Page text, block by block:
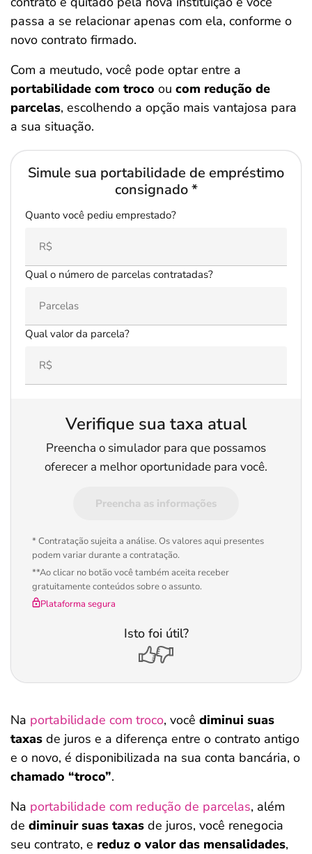
passa a se relacionar apenas com ela, conforme o
novo contrato firmado.
Com a meutudo, você pode optar entre a
portabilidade com troco ou com redução de
parcelas, escolhendo a opção mais vantajosa para
a sua situação.
Simule sua portabilidade de empréstimo
consignado *
Quanto você pediu emprestado?
Qual o número de parcelas contratadas?
Qual valor da parcela?
Verifique sua taxa atual
Preencha o simulador para que possamos
oferecer a melhor oportunidade para você.
Preencha as informações
* Contratação sujeita a análise. Os valores aqui presentes
podem variar durante a contratação.
**Ao clicar no botão você também aceita receber
gratuitamente conteúdos sobre o assunto.
Plataforma segura
Isto foi útil?
Na portabilidade com troco, você diminui suas
taxas de juros e a diferença entre o contrato antigo
e o novo, é disponibilizada na sua conta bancária, o
chamado “troco”.
Na portabilidade com redução de parcelas, além
de diminuir suas taxas de juros, você renegocia
seu contrato, e reduz o valor das mensalidades,